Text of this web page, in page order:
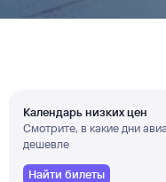
Календарь низких цен
Смотрите, в какие дни
дешевле
Найти билеты